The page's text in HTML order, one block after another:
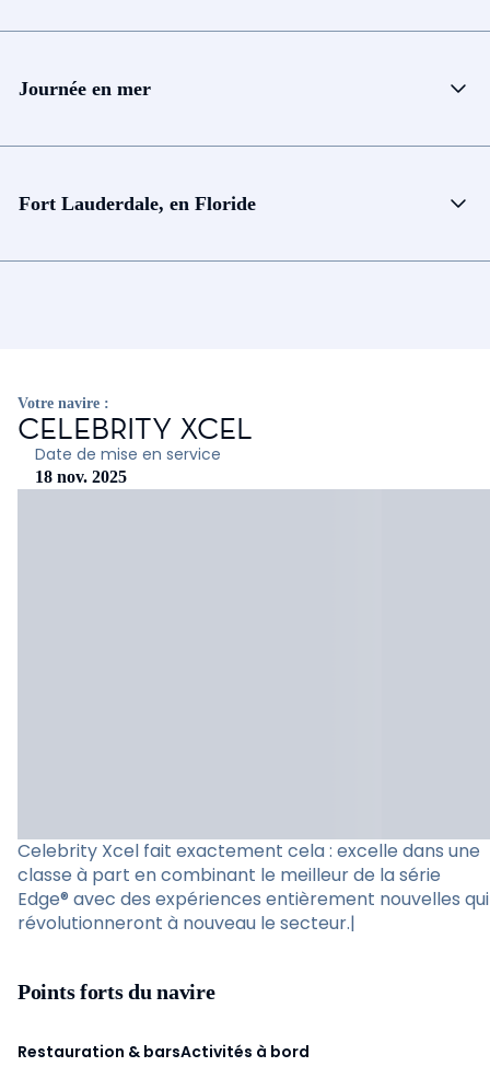
Journée en mer
Fort Lauderdale, en Floride
Votre navire :
CELEBRITY XCEL
Date de mise en service
18 nov. 2025
Celebrity Xcel fait exactement cela : excelle dans une
classe à part en combinant le meilleur de la série
Edge® avec des expériences entièrement nouvelles qui
révolutionneront à nouveau le secteur.|
Points forts du navire
Restauration & barsActivités à bord